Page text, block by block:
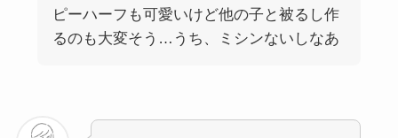
ピーハーフも可愛いけど他の子と被るし作
るのも大変そう…うち、ミシンないしなあ